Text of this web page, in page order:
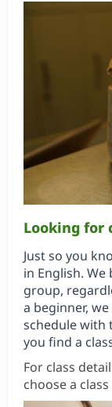
Looking for
Just so you
in English.
group,
a beginner,
schedule with
you find a
For class
choose a